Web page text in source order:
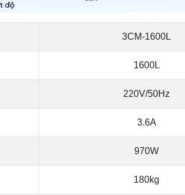
3CM-1600L
1600L
220V/50Hz
3.6A
970W
180kg